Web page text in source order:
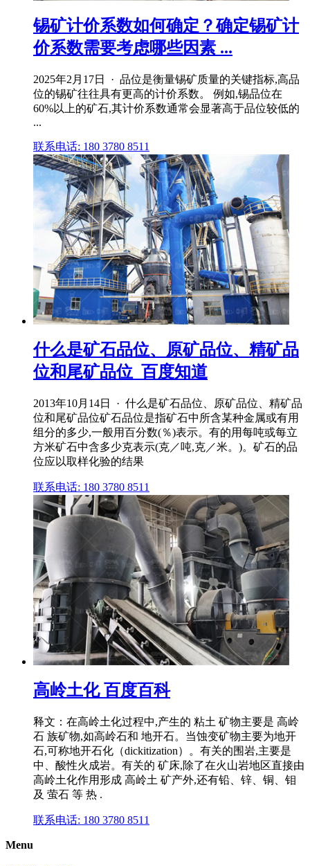
锡矿计价系数如何确定？确定锡矿计
价系数需要考虑哪些因素 ...
2025年2月17日 · 品位是衡量锡矿质量的关键指标,高品
位的锡矿往往具有更高的计价系数。 例如,锡品位在
60%以上的矿石,其计价系数通常会显著高于品位较低的
...
联系电话: 180 3780 8511
什么是矿石品位、原矿品位、精矿品
位和尾矿品位_百度知道
2013年10月14日 · 什么是矿石品位、原矿品位、精矿品
位和尾矿品位矿石品位是指矿石中所含某种金属或有用
组分的多少,一般用百分数(％)表示。有的用每吨或每立
方米矿石中含多少克表示(克／吨,克／米。)。矿石的品
位应以取样化验的结果
联系电话: 180 3780 8511
高岭土化 百度百科
释文：在高岭土化过程中,产生的 粘土 矿物主要是 高岭
石 族矿物,如高岭石和 地开石。当蚀变矿物主要为地开
石,可称地开石化（dickitization）。有关的围岩,主要是
中、酸性火成岩。有关的 矿床,除了在火山岩地区直接由
高岭土化作用形成 高岭土 矿产外,还有铅、锌、铜、钼
及 萤石 等 热 .
联系电话: 180 3780 8511
Menu